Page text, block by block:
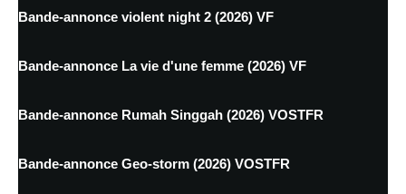
Bande-annonce violent night 2 (2026) VF
Bande-annonce La vie d'une femme (2026) VF
Bande-annonce Rumah Singgah (2026) VOSTFR
Bande-annonce Geo-storm (2026) VOSTFR